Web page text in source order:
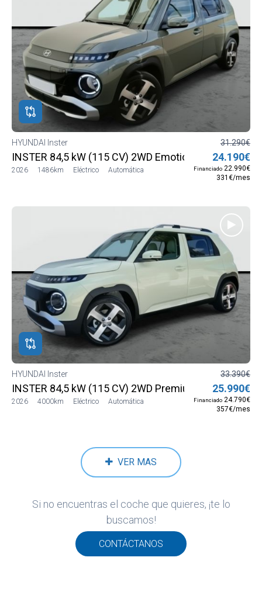
HYUNDAI Inster
INSTER 84,5 kW (115 CV) 2WD Emotion MY26
2026 1486km Eléctrico Automática
31.290€
24.190€
Financiado 22.990€
331€/mes
HYUNDAI Inster
INSTER 84,5 kW (115 CV) 2WD Premium MY26
2026 4000km Eléctrico Automática
33.390€
25.990€
Financiado 24.790€
357€/mes
VER MAS
Si no encuentras el coche que quieres, ¡te lo
buscamos!
CONTÁCTANOS